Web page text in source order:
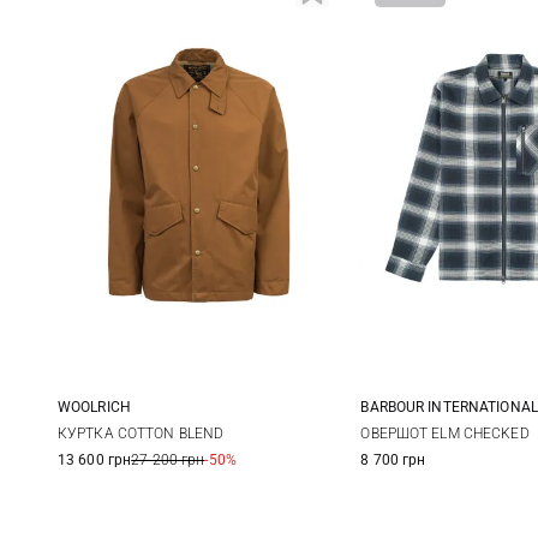
L
WOOLRICH
КУРТКА COTTON BLEND
13 600 грн27 200 грн-50%
S M
BARBOUR INTERNATIONAL
ОВЕРШОТ ELM CHECKED
8 700 грн